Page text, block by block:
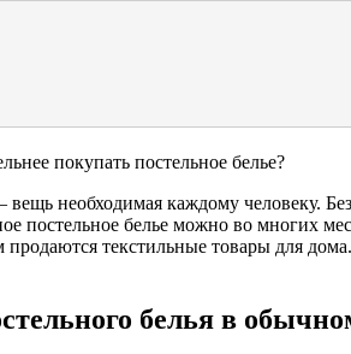
вещь необходимая каждому человеку.
постельное белье можно во многих
продаются текстильные товары для
белья в